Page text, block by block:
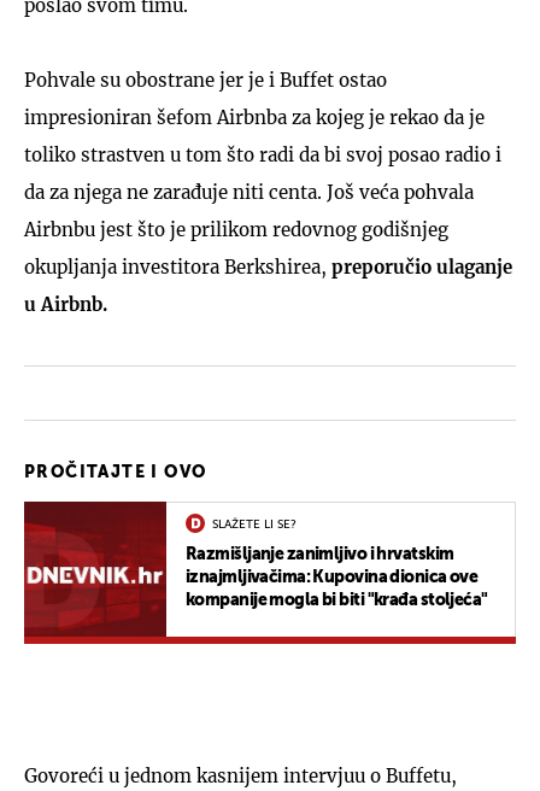
poslao svom timu.
Pohvale su obostrane jer je i Buffet ostao
impresioniran šefom Airbnba za kojeg je rekao da je
toliko strastven u tom što radi da bi svoj posao radio i
da za njega ne zarađuje niti centa. Još veća pohvala
Airbnbu jest što je prilikom redovnog godišnjeg
okupljanja investitora Berkshirea, preporučio ulaganje
u Airbnb.
PROČITAJTE I OVO
SLAŽETE LI SE?
Razmišljanje zanimljivo i hrvatskim
iznajmljivačima: Kupovina dionica ove
kompanije mogla bi biti "krađa stoljeća"
Govoreći u jednom kasnijem intervjuu o Buffetu,